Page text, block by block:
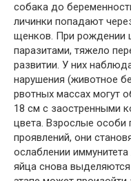
собака до
личинки попадают
щенков. При рождении
паразитами, тяжело
развитии. У них
нарушения (животное
рвотных массах могут
18 см с заостренными
цвета. Взрослые особи
проявлений, они
ослаблении
яйца снова